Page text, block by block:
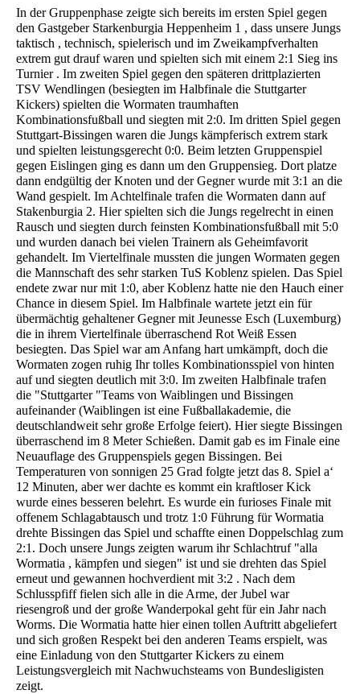
In der Gruppenphase zeigte sich bereits im ersten Spiel gegen
den Gastgeber Starkenburgia Heppenheim 1 , dass unsere Jungs
taktisch , technisch, spielerisch und im Zweikampfverhalten
extrem gut drauf waren und spielten sich mit einem 2:1 Sieg ins
Turnier . Im zweiten Spiel gegen den späteren drittplazierten
TSV Wendlingen (besiegten im Halbfinale die Stuttgarter
Kickers) spielten die Wormaten traumhaften
Kombinationsfußball und siegten mit 2:0. Im dritten Spiel gegen
Stuttgart-Bissingen waren die Jungs kämpferisch extrem stark
und spielten leistungsgerecht 0:0. Beim letzten Gruppenspiel
gegen Eislingen ging es dann um den Gruppensieg. Dort platze
dann endgültig der Knoten und der Gegner wurde mit 3:1 an die
Wand gespielt. Im Achtelfinale trafen die Wormaten dann auf
Stakenburgia 2. Hier spielten sich die Jungs regelrecht in einen
Rausch und siegten durch feinsten Kombinationsfußball mit 5:0
und wurden danach bei vielen Trainern als Geheimfavorit
gehandelt. Im Viertelfinale mussten die jungen Wormaten gegen
die Mannschaft des sehr starken TuS Koblenz spielen. Das Spiel
endete zwar nur mit 1:0, aber Koblenz hatte nie den Hauch einer
Chance in diesem Spiel. Im Halbfinale wartete jetzt ein für
übermächtig gehaltener Gegner mit Jeunesse Esch (Luxemburg)
die in ihrem Viertelfinale überraschend Rot Weiß Essen
besiegten. Das Spiel war am Anfang hart umkämpft, doch die
Wormaten zogen ruhig Ihr tolles Kombinationsspiel von hinten
auf und siegten deutlich mit 3:0. Im zweiten Halbfinale trafen
die "Stuttgarter "Teams von Waiblingen und Bissingen
aufeinander (Waiblingen ist eine Fußballakademie, die
deutschlandweit sehr große Erfolge feiert). Hier siegte Bissingen
überraschend im 8 Meter Schießen. Damit gab es im Finale eine
Neuauflage des Gruppenspiels gegen Bissingen. Bei
Temperaturen von sonnigen 25 Grad folgte jetzt das 8. Spiel a‘
12 Minuten, aber wer dachte es kommt ein kraftloser Kick
wurde eines besseren belehrt. Es wurde ein furioses Finale mit
offenem Schlagabtausch und trotz 1:0 Führung für Wormatia
drehte Bissingen das Spiel und schaffte einen Doppelschlag zum
2:1. Doch unsere Jungs zeigten warum ihr Schlachtruf "alla
Wormatia , kämpfen und siegen" ist und sie drehten das Spiel
erneut und gewannen hochverdient mit 3:2 . Nach dem
Schlusspfiff fielen sich alle in die Arme, der Jubel war
riesengroß und der große Wanderpokal geht für ein Jahr nach
Worms. Die Wormatia hatte hier einen tollen Auftritt abgeliefert
und sich großen Respekt bei den anderen Teams erspielt, was
eine Einladung von den Stuttgarter Kickers zu einem
Leistungsvergleich mit Nachwuchsteams von Bundesligisten
zeigt.